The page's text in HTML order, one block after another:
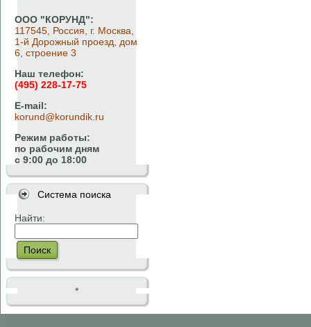
ООО "КОРУНД":
117545, Россия, г. Москва,
1-й Дорожный проезд, дом
6, строение 3
Наш телефон:
(495) 228-17-75
E-mail:
korund@korundik.ru
Режим работы:
по рабочим дням
с 9:00 до 18:00
Система поиска
Найти:
Поиск
*